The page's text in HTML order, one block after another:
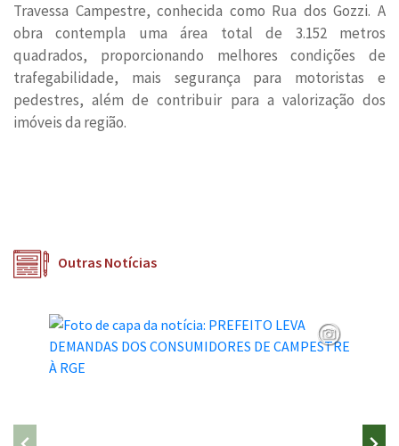
Travessa Campestre, conhecida como Rua dos Gozzi. A
obra contempla uma área total de 3.152 metros
quadrados, proporcionando melhores condições de
trafegabilidade, mais segurança para motoristas e
pedestres, além de contribuir para a valorização dos
imóveis da região.
Outras Notícias